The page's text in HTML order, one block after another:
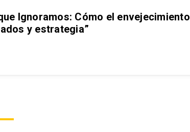
Ignoramos: Cómo el envejecimiento
y estrategia”